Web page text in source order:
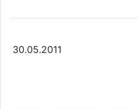
30.05.2011